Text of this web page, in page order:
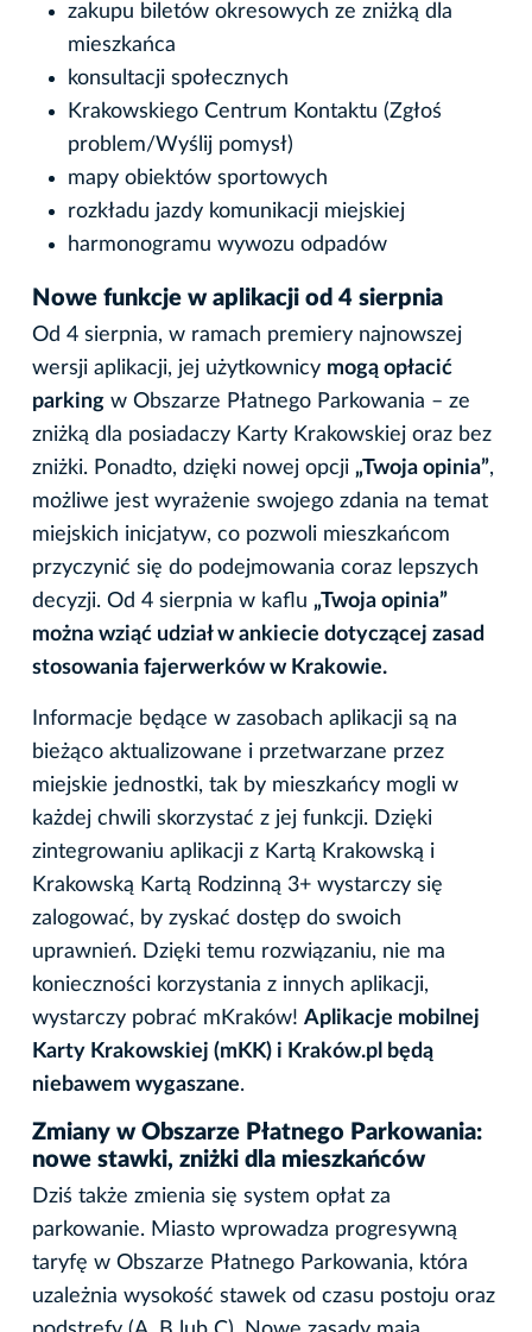
zakupu biletów okresowych ze zniżką dla
mieszkańca
konsultacji społecznych
Krakowskiego Centrum Kontaktu (Zgłoś
problem/Wyślij pomysł)
mapy obiektów sportowych
rozkładu jazdy komunikacji miejskiej
harmonogramu wywozu odpadów
Nowe funkcje w aplikacji od 4 sierpnia
Od 4 sierpnia, w ramach premiery najnowszej
wersji aplikacji, jej użytkownicy mogą opłacić
parking w Obszarze Płatnego Parkowania – ze
zniżką dla posiadaczy Karty Krakowskiej oraz bez
zniżki. Ponadto, dzięki nowej opcji „Twoja opinia”,
możliwe jest wyrażenie swojego zdania na temat
miejskich inicjatyw, co pozwoli mieszkańcom
przyczynić się do podejmowania coraz lepszych
decyzji. Od 4 sierpnia w kaflu „Twoja opinia”
można wziąć udział w ankiecie dotyczącej zasad
stosowania fajerwerków w Krakowie.
Informacje będące w zasobach aplikacji są na
bieżąco aktualizowane i przetwarzane przez
miejskie jednostki, tak by mieszkańcy mogli w
każdej chwili skorzystać z jej funkcji. Dzięki
zintegrowaniu aplikacji z Kartą Krakowską i
Krakowską Kartą Rodzinną 3+ wystarczy się
zalogować, by zyskać dostęp do swoich
uprawnień. Dzięki temu rozwiązaniu, nie ma
konieczności korzystania z innych aplikacji,
wystarczy pobrać mKraków! Aplikacje mobilnej
Karty Krakowskiej (mKK) i Kraków.pl będą
niebawem wygaszane.
Zmiany w Obszarze Płatnego Parkowania:
nowe stawki, zniżki dla mieszkańców
Dziś także zmienia się system opłat za
parkowanie. Miasto wprowadza progresywną
taryfę w Obszarze Płatnego Parkowania, która
uzależnia wysokość stawek od czasu postoju oraz